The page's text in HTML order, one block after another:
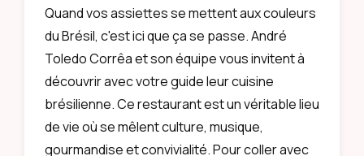
Quand vos assiettes se mettent aux couleurs
du Brésil, c'est ici que ça se passe. André
Toledo Corrêa et son équipe vous invitent à
découvrir avec votre guide leur cuisine
brésilienne. Ce restaurant est un véritable lieu
de vie où se mêlent culture, musique,
gourmandise et convivialité. Pour coller avec